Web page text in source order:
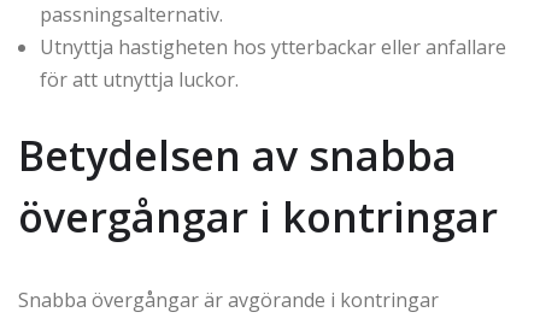
passningsalternativ.
Utnyttja hastigheten hos ytterbackar eller anfallare
för att utnyttja luckor.
Betydelsen av snabba
övergångar i kontringar
Snabba övergångar är avgörande i kontringar